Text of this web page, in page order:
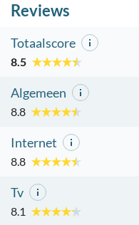
Reviews
Totaalscore
8.5
Algemeen
8.8
Internet
8.8
Tv
8.1